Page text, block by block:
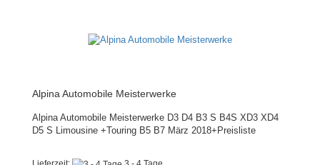
Alpina Automobile Meisterwerke
Alpina Automobile Meisterwerke D3 D4 B3 S B4S XD3 XD4
D5 S Limousine +Touring B5 B7 März 2018+Preisliste